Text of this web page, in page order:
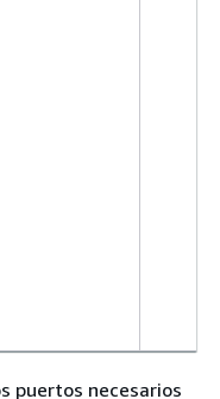
puertos necesarios